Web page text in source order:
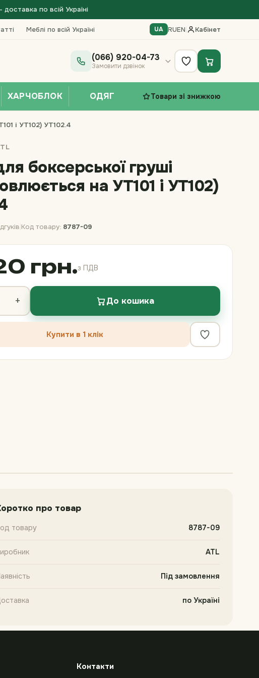
по всій Україні
Меблі по всій Україні UA RUEN Кабінет
(066) 920-04-73
Замовити дзвінок
ХАРЧОБЛОК ОДЯГ Товари зі знижкою
і УТ102) УТ102.4
боксерської груші
на УТ101 і УТ102)
Код товару: 8787-09
грн.з ПДВ
+ До кошика
Купити в 1 клік
про товар
товару 8787-09
ATL
Під замовлення
по Україні
Контакти